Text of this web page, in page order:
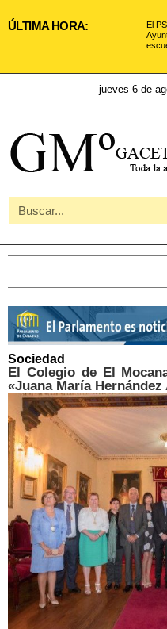
ÚLTIMA HORA:
El
jueves 6 de
Sociedad
El Colegio de El
«Juana María Hernández